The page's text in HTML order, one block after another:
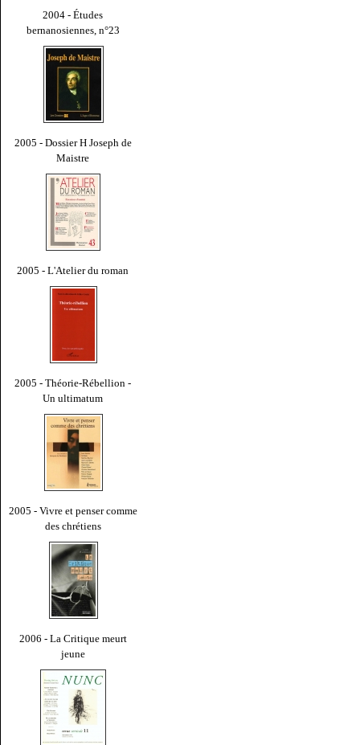
2004 - Études
bernanosiennes, n°23
2005 - Dossier H Joseph de
Maistre
2005 - L'Atelier du roman
2005 - Théorie-Rébellion -
Un ultimatum
2005 - Vivre et penser comme
des chrétiens
2006 - La Critique meurt
jeune